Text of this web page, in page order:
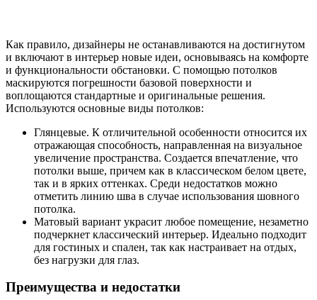
Как правило, дизайнеры не останавливаются на достигнутом
и включают в интерьер новые идеи, основываясь на комфорте
и функциональности обстановки. С помощью потолков
маскируются погрешности базовой поверхности и
воплощаются стандартные и оригинальные решения.
Используются основные виды потолков:
Глянцевые. К отличительной особенности относится их
отражающая способность, направленная на визуальное
увеличение пространства. Создается впечатление, что
потолки выше, причем как в классическом белом цвете,
так и в ярких оттенках. Среди недостатков можно
отметить линию шва в случае использования шовного
потолка.
Матовый вариант украсит любое помещение, незаметно
подчеркнет классический интерьер. Идеально подходит
для гостиных и спален, так как настраивает на отдых,
без нагрузки для глаз.
Преимущества и недостатки